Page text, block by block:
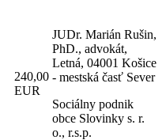
240,00
EUR
JUDr. Marián Rušin,
PhD., advokát,
Letná, 04001 Košice
- mestská časť Sever
Sociálny podnik
obce Slovinky s. r.
o., r.s.p.